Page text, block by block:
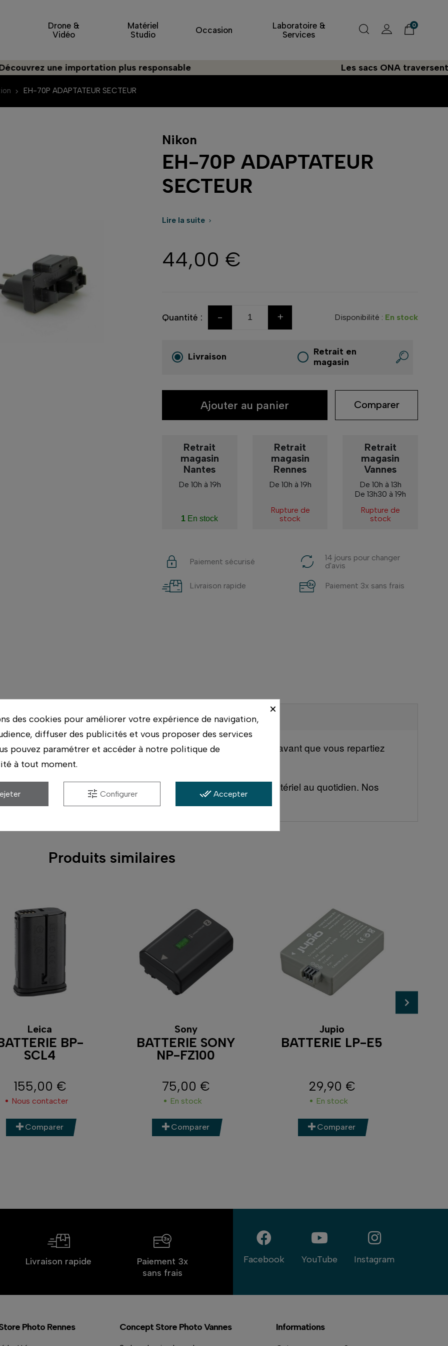
Drone &
Vidéo
Matériel
Studio
Occasion
Laboratoire &
Services
0
une importation plus responsable Les sacs ONA traversent
EH-70P ADAPTATEUR SECTEUR
Nikon
EH-70P ADAPTATEUR
SECTEUR
Lire la suite 
44,00 €
Quantité : - + Disponibilité : En stock
Livraison
Retrait en
magasin
Ajouter au panier Comparer
Retrait
magasin
Nantes
De 10h à 19h
1 En stock
Retrait
magasin
Rennes
De 10h à 19h
Rupture de
stock
Retrait
magasin
Vannes
De 10h à 13h
De 13h30 à 19h
Rupture de
stock
Paiement sécurisé
14 jours pour changer
d'avis
Livraison rapide Paiement 3x sans frais
On vérifie avec vous qu'il correspond bien à votre boîtier avant que vous repartiez
possible, et conseil par des photographes qui utilisent ce matériel au quotidien. Nos
Produits similaires
Leica
BP-
SCL4
Prix
155,00 €
Nous contacter
Comparer
Sony
BATTERIE SONY
NP-FZ100
Prix
75,00 €
En stock
Comparer
Jupio
BATTERIE LP-E5
Prix
29,90 €
En stock
Comparer
Livraison rapide
Paiement 3x
sans frais
Facebook YouTube Instagram
Photo Rennes Concept Store Photo Vannes Informations
×
des cookies pour améliorer votre expérience de navigation,
diffuser des publicités et vous proposer des services
pouvez paramétrer et accéder à notre politique de
à tout moment.
tune Configurer done_all Accepter